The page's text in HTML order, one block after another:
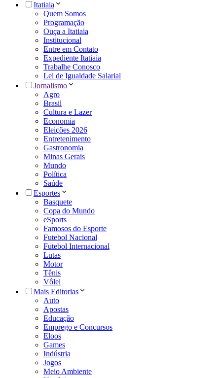
Itatiaia
Quem Somos
Programação
Ouça a Itatiaia
Institucional
Entre em Contato
Expediente Itatiaia
Trabalhe Conosco
Lei de Igualdade Salarial
Jornalismo
Agro
Brasil
Cultura e Lazer
Economia
Eleições 2026
Entretenimento
Gastronomia
Minas Gerais
Mundo
Política
Saúde
Esportes
Basquete
Copa do Mundo
eSports
Famosos do Esporte
Futebol Nacional
Futebol Internacional
Lutas
Motor
Tênis
Vôlei
Mais Editorias
Auto
Apostas
Educação
Emprego e Concursos
Eloos
Games
Indústria
Jogos
Meio Ambiente